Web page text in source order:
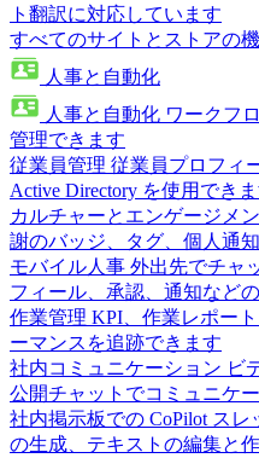
ト翻訳に対応しています
すべてのサイトとストアの
人事と自動化
人事と自動化 ワークフ
管理できます
従業員管理 従業員プロフィ
Active Directory を使用でき
カルチャーとエンゲージメ
謝のバッジ、タグ、個人通
モバイル人事 外出先でチャ
フィール、承認、通知など
作業管理 KPI、作業レポー
ーマンスを追跡できます
社内コミュニケーション ビ
公開チャットでコミュニケ
社内掲示板での CoPilot スレ
の生成、テキストの編集と